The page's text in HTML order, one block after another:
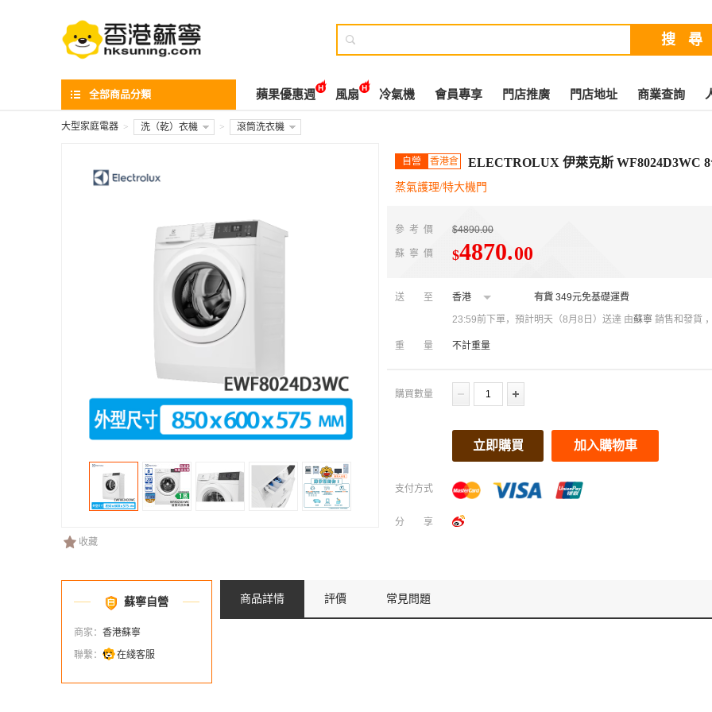

全部商品分類 蘋果優惠週 風扇 冷氣機 會員專享 門店推廣 門店地址 商業查詢
大型家庭電器 > 洗（乾）衣機 > 滾筒洗衣機
收藏
自營 香港倉 ELECTROLUX 伊萊克斯 WF8024D3WC
蒸氣護理/特大機門
參考價 $4890.00
蘇寧價 $4870.00
送至 香港 有貨 349元免基礎運費
23:59前下單，預計明天（8月8日）送達 由蘇寧 銷售和發貨
重量 不計重量
購買數量
立即購買 加入購物車
支付方式
分享
蘇寧自營
商家： 香港蘇寧
聯繫：
在綫客服
商品詳情 評價 常見問題